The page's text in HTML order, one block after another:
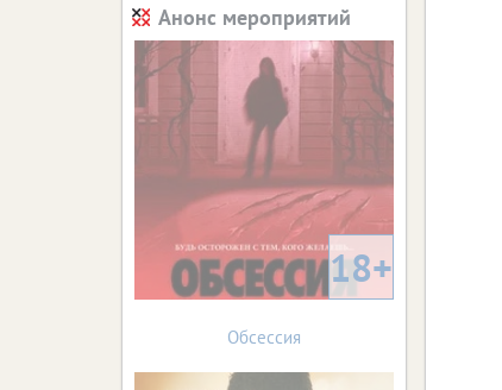
Анонс мероприятий
18+
Обсессия